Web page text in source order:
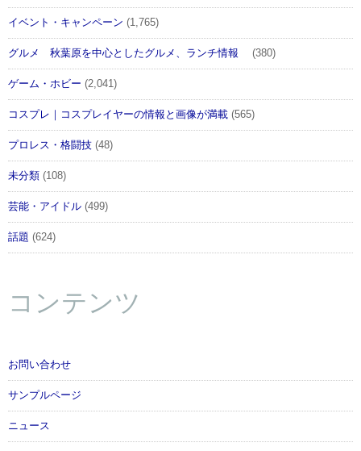
イベント・キャンペーン (1,765)
グルメ 秋葉原を中心としたグルメ、ランチ情報 (380)
ゲーム・ホビー (2,041)
コスプレ｜コスプレイヤーの情報と画像が満載 (565)
プロレス・格闘技 (48)
未分類 (108)
芸能・アイドル (499)
話題 (624)
コンテンツ
お問い合わせ
サンプルページ
ニュース